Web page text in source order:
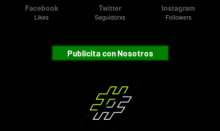
Facebook
Likes
Twitter
Seguidorxs
Instagram
Followers
Publicita con Nosotros